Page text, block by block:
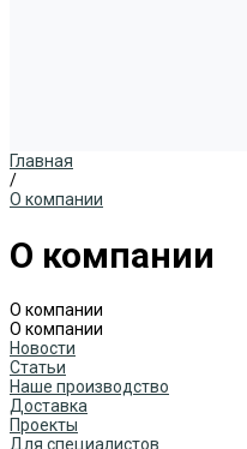
Главная
/
О компании
О компании
О компании
О компании
Новости
Статьи
Наше производство
Доставка
Проекты
Для специалистов